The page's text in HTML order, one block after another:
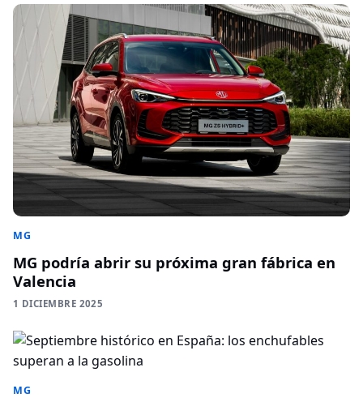
MG
MG podría abrir su próxima gran fábrica en
Valencia
1 DICIEMBRE 2025
MG